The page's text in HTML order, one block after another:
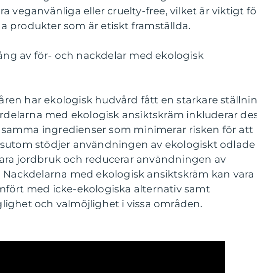
veganvänliga eller cruelty-free, vilket är viktigt
produkter som är etiskt framställda.
av för- och nackdelar med ekologisk
har ekologisk hudvård fått en starkare
med ekologisk ansiktskräm inkluderar
ingredienser som minimerar risken för att
stödjer användningen av ekologiskt odlade
jordbruk och reducerar användningen av
med ekologisk ansiktskräm kan vara
med icke-ekologiska alternativ samt
och valmöjlighet i vissa områden.